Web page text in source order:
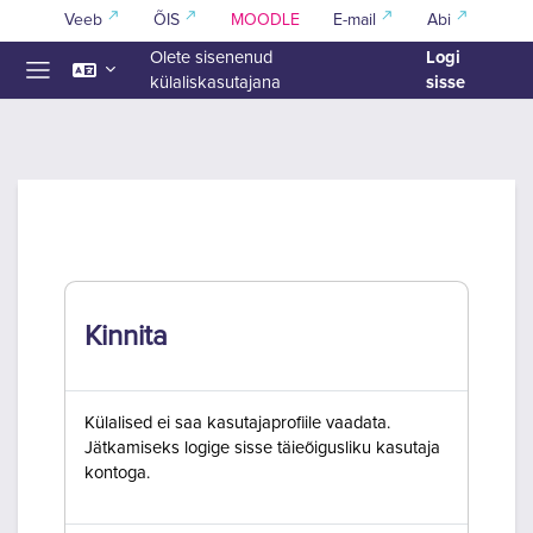
Jäta vahele peasisuni
Veeb ÕIS MOODLE E-mail Abi
Olete sisenenud
külaliskasutajana
Logi
sisse
Kinnita
Külalised ei saa kasutajaprofiile vaadata.
Jätkamiseks logige sisse täieõigusliku kasutaja
kontoga.